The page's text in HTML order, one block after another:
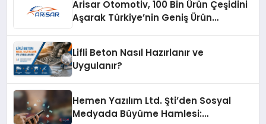
Arisar Otomotiv, 100 Bin Ürün Çeşidini
Aşarak Türkiye’nin Geniş Ürün
Lifli Beton Nasıl Hazırlanır ve
Uygulanır?
Hemen Yazılım Ltd. Şti’den Sosyal
Medyada Büyüme Hamlesi: